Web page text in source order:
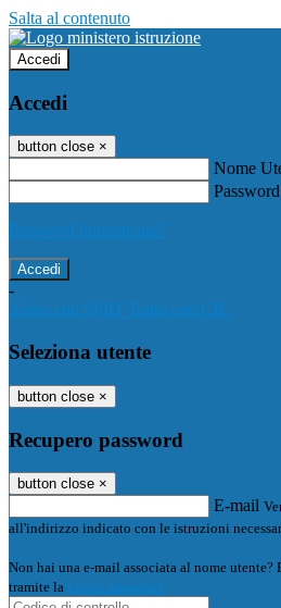
Salta al contenuto
Accedi
Accedi
button close ×
Nome
Password
Password dimenticata?
-
Entra con SPID
Entra con CIE
Seleziona utente
button close ×
Recupero password
button close ×
E-mail
all'indirizzo indicato con le istruzioni
Non hai una e-mail associata al nome utente?
tramite la Login Spaggiari